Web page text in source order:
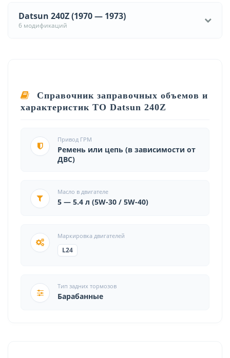
Datsun 240Z (1970 — 1973)
6 модификаций
Справочник заправочных объемов и
характеристик ТО Datsun 240Z
Привод ГРМ
Ремень или цепь (в зависимости от
ДВС)
Масло в двигателе
5 — 5.4 л (5W-30 / 5W-40)
Маркировка двигателей
L24
Тип задних тормозов
Барабанные